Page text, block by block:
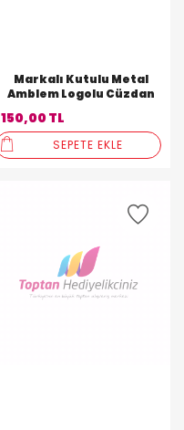
Markalı Kutulu Metal
Amblem Logolu Cüzdan
150,00 TL
SEPETE EKLE